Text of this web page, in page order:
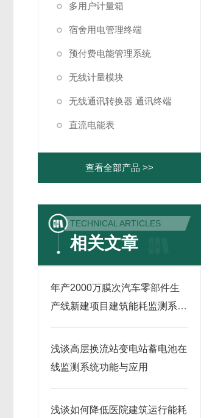
多用户计量箱
宿舍用电管理终端
预付费电能管理系统
无线计量模块
无线通讯转换器 通讯终端
直流电能表
查看全部产品 >>
TECHNICAL ARTICLES
相关文章
年产2000万膜次汽车零部件生
产线新建项目建筑能耗监测系统
浅谈高层换流站变电站蓄电池在
线监测系统功能与应用
浅谈如何降低医院建筑运行能耗